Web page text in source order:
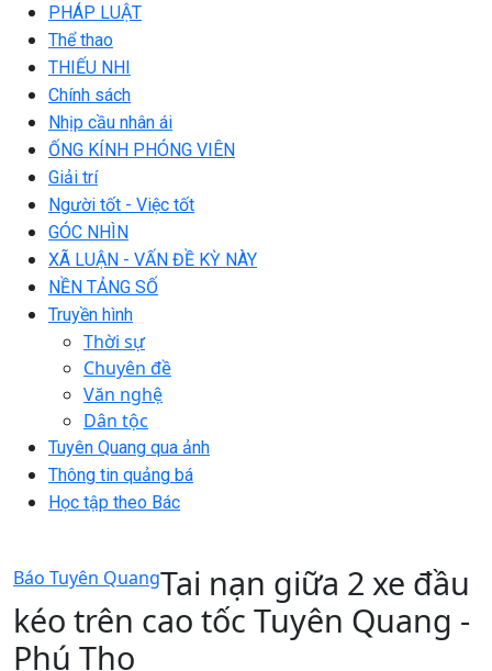
PHÁP LUẬT
Thể thao
THIẾU NHI
Chính sách
Nhịp cầu nhân ái
ỐNG KÍNH PHÓNG VIÊN
Giải trí
Người tốt - Việc tốt
GÓC NHÌN
XÃ LUẬN - VẤN ĐỀ KỲ NÀY
NỀN TẢNG SỐ
Truyền hình
Thời sự
Chuyên đề
Văn nghệ
Dân tộc
Tuyên Quang qua ảnh
Thông tin quảng bá
Học tập theo Bác
Báo Tuyên QuangTai nạn giữa 2 xe đầu
kéo trên cao tốc Tuyên Quang -
Phú Thọ